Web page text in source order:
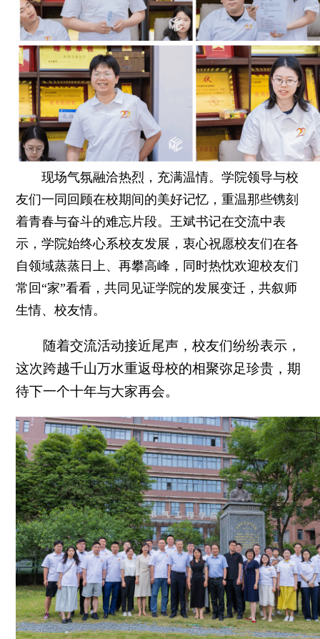
现场气氛融洽热烈，充满温情。学院领导与校
友们一同回顾在校期间的美好记忆，重温那些镌刻
着青春与奋斗的难忘片段。王斌书记在交流中表
示，学院始终心系校友发展，衷心祝愿校友们在各
自领域蒸蒸日上、再攀高峰，同时热忱欢迎校友们
常回“家”看看，共同见证学院的发展变迁，共叙师
生情、校友情。
随着交流活动接近尾声，校友们纷纷表示，
这次跨越千山万水重返母校的相聚弥足珍贵，期
待下一个十年与大家再会。